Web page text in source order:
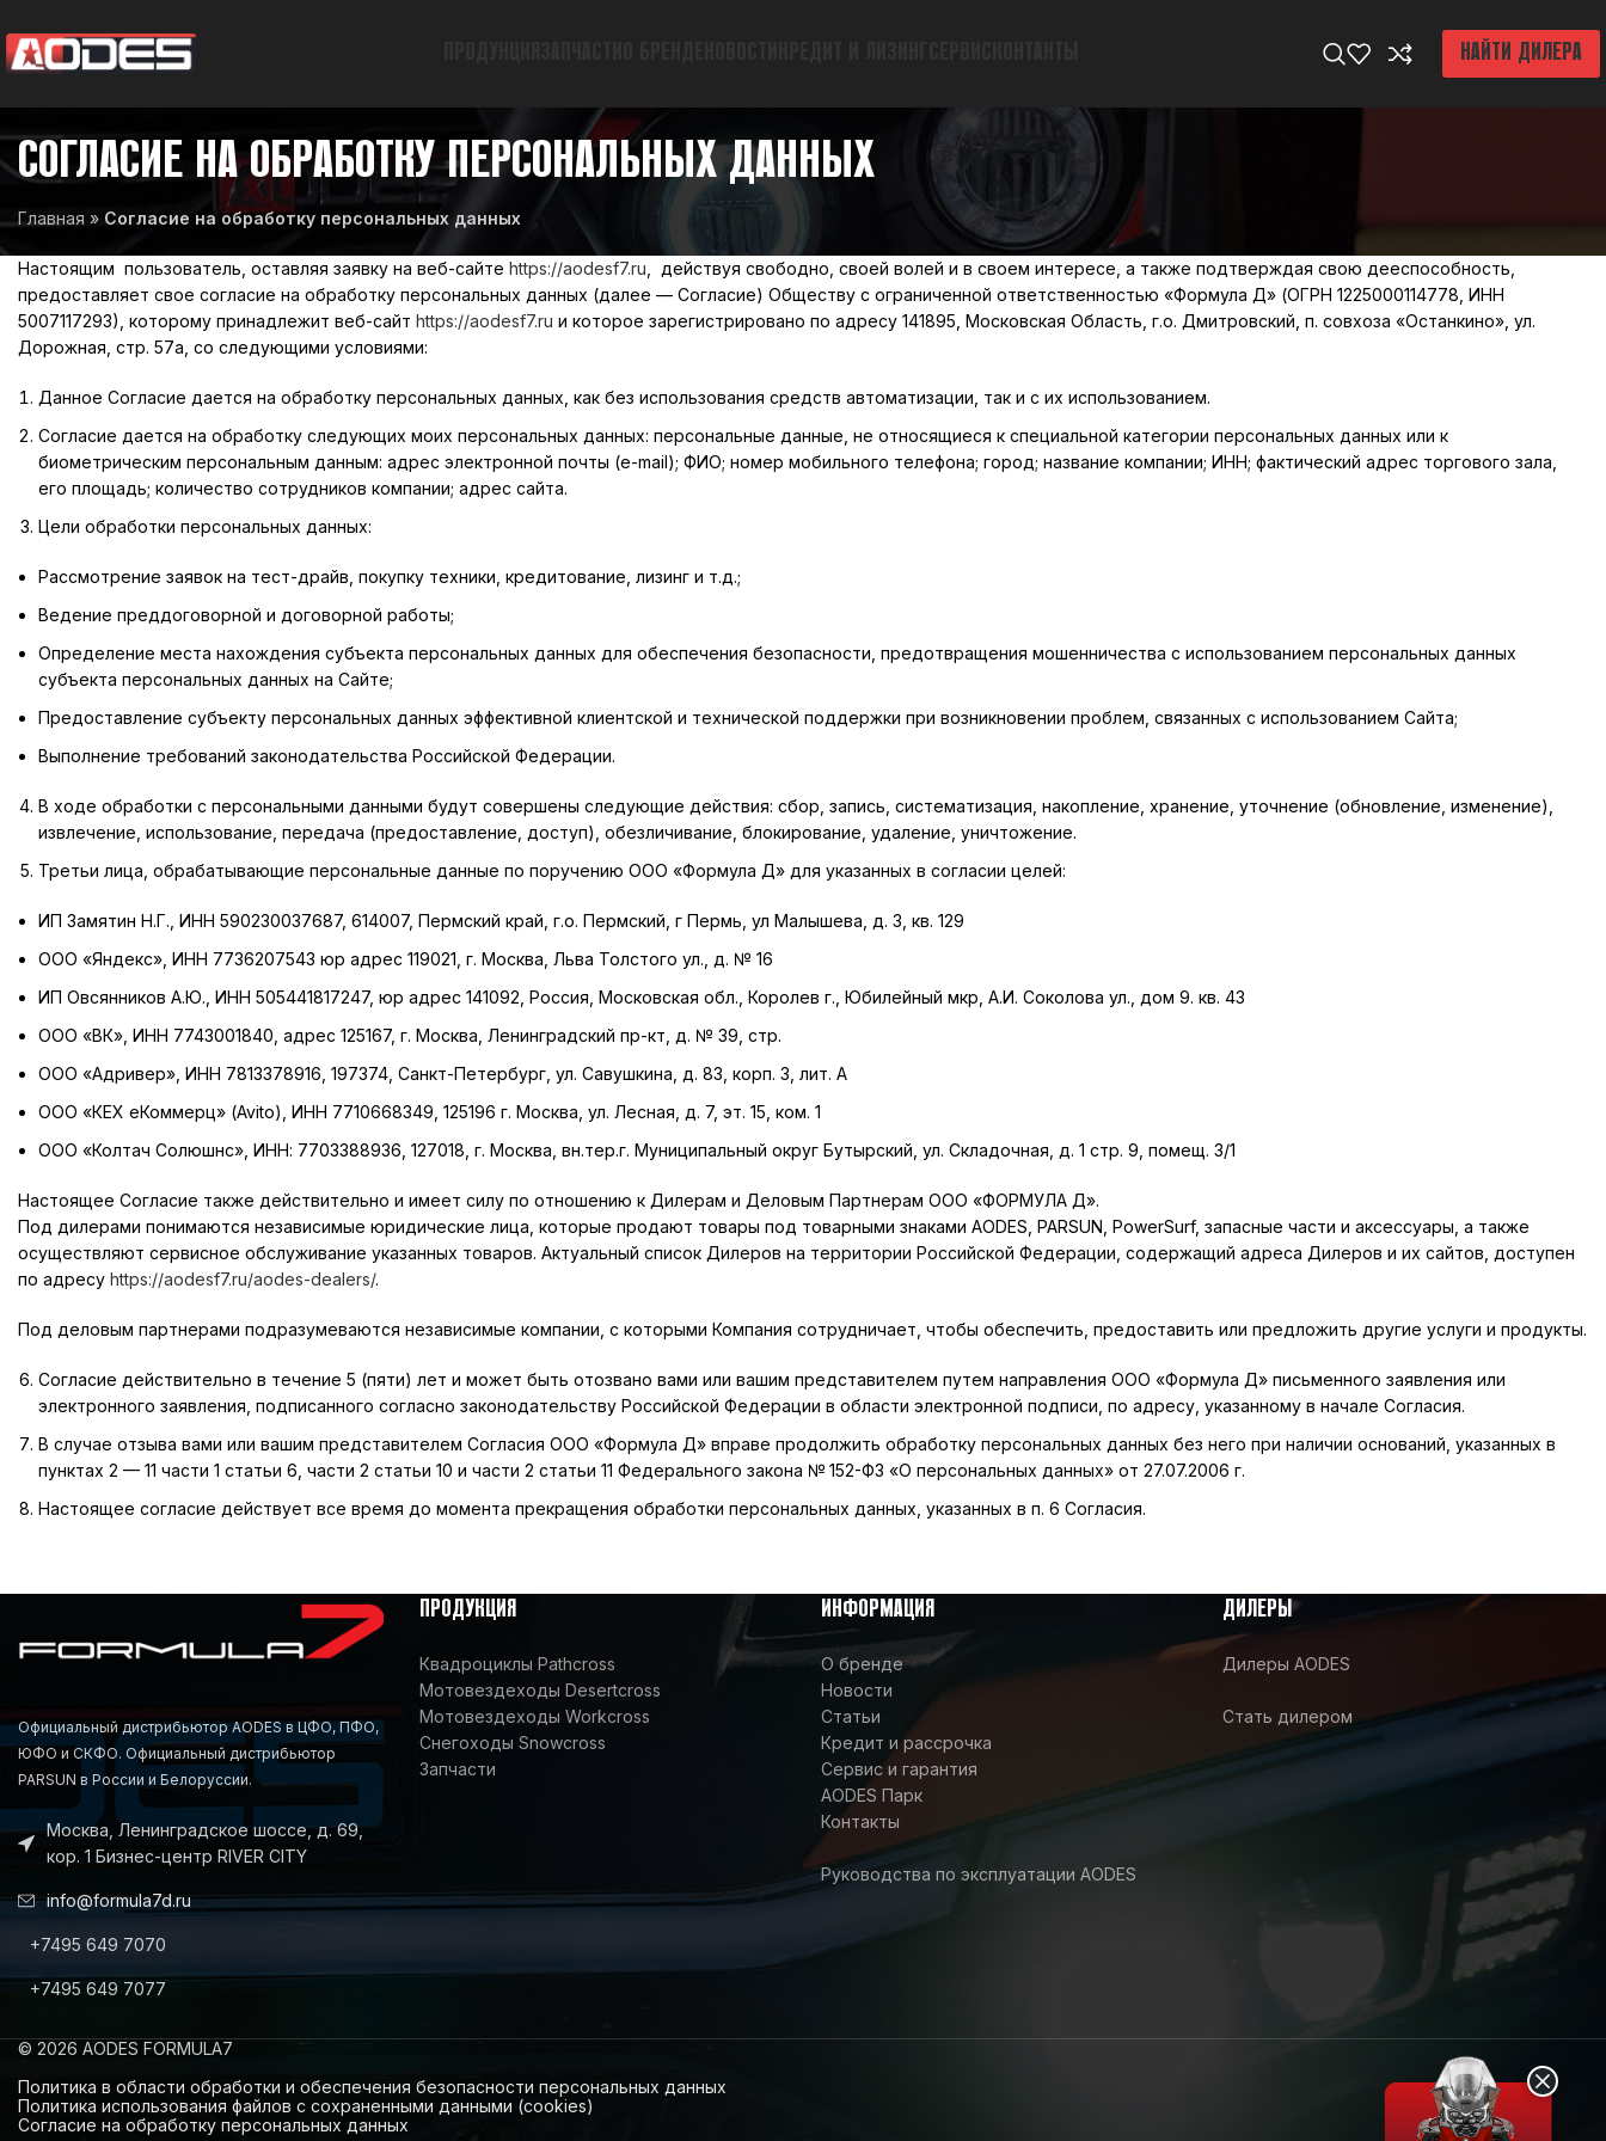
НАЙТИ ДИЛЕРА
СОГЛАСИЕ НА ОБРАБОТКУ ПЕРСОНАЛЬНЫХ ДАННЫХ
Главная » Согласие на обработку персональных данных
Настоящим пользователь, оставляя заявку на веб-сайте https://aodesf7.ru , действуя свободно, своей волей и в своем интересе, а также подтверждая свою дееспособность,
предоставляет свое согласие на обработку персональных данных (далее — Согласие) Обществу с ограниченной ответственностью «Формула Д» (ОГРН 1225000114778, ИНН
5007117293), которому принадлежит веб-сайт https://aodesf7.ru и которое зарегистрировано по адресу 141895, Московская Область, г.о. Дмитровский, п. совхоза «Останкино», ул.
Дорожная, стр. 57а, со следующими условиями:
Данное Согласие дается на обработку персональных данных, как без использования средств автоматизации, так и с их использованием.
Согласие дается на обработку следующих моих персональных данных: персональные данные, не относящиеся к специальной категории персональных данных или к
биометрическим персональным данным: адрес электронной почты (e-mail); ФИО; номер мобильного телефона; город; название компании; ИНН; фактический адрес торгового зала,
его площадь; количество сотрудников компании; адрес сайта.
Цели обработки персональных данных:
Рассмотрение заявок на тест-драйв, покупку техники, кредитование, лизинг и т.д.;
Ведение преддоговорной и договорной работы;
Определение места нахождения субъекта персональных данных для обеспечения безопасности, предотвращения мошенничества с использованием персональных данных
субъекта персональных данных на Сайте;
Предоставление субъекту персональных данных эффективной клиентской и технической поддержки при возникновении проблем, связанных с использованием Сайта;
Выполнение требований законодательства Российской Федерации.
В ходе обработки с персональными данными будут совершены следующие действия: сбор, запись, систематизация, накопление, хранение, уточнение (обновление, изменение),
извлечение, использование, передача (предоставление, доступ), обезличивание, блокирование, удаление, уничтожение.
Третьи лица, обрабатывающие персональные данные по поручению ООО «Формула Д» для указанных в согласии целей:
ИП Замятин Н.Г., ИНН 590230037687, 614007, Пермский край, г.о. Пермский, г Пермь, ул Малышева, д. 3, кв. 129
ООО «Яндекс», ИНН 7736207543 юр адрес 119021, г. Москва, Льва Толстого ул., д. № 16
ИП Овсянников А.Ю., ИНН 505441817247, юр адрес 141092, Россия, Московская обл., Королев г., Юбилейный мкр, А.И. Соколова ул., дом 9. кв. 43
ООО «ВК», ИНН 7743001840, адрес 125167, г. Москва, Ленинградский пр-кт, д. № 39, стр.
ООО «Адривер», ИНН 7813378916 , 197374, Санкт-Петербург, ул. Савушкина, д. 83, корп. 3, лит. А
ООО «КЕХ еКоммерц» (Avito), ИНН 7710668349 , 125196 г. Москва, ул. Лесная, д. 7, эт. 15, ком. 1
ООО «Колтач Солюшнс», ИНН: 7703388936 , 127018, г. Москва, вн.тер.г. Муниципальный округ Бутырский, ул. Складочная, д. 1 стр. 9, помещ. 3/1
Настоящее Согласие также действительно и имеет силу по отношению к Дилерам и Деловым Партнерам ООО «ФОРМУЛА Д».
Под дилерами понимаются независимые юридические лица, которые продают товары под товарными знаками AODES, PARSUN, PowerSurf, запасные части и аксессуары, а также
осуществляют сервисное обслуживание указанных товаров. Актуальный список Дилеров на территории Российской Федерации, содержащий адреса Дилеров и их сайтов, доступен
по адресу https://aodesf7.ru/aodes-dealers/.
Под деловым партнерами подразумеваются независимые компании, с которыми Компания сотрудничает, чтобы обеспечить, предоставить или предложить другие услуги и продукты.
Согласие действительно в течение 5 (пяти) лет и может быть отозвано вами или вашим представителем путем направления ООО «Формула Д» письменного заявления или
электронного заявления, подписанного согласно законодательству Российской Федерации в области электронной подписи, по адресу, указанному в начале Согласия.
В случае отзыва вами или вашим представителем Согласия ООО «Формула Д» вправе продолжить обработку персональных данных без него при наличии оснований, указанных в
пунктах 2 — 11 части 1 статьи 6, части 2 статьи 10 и части 2 статьи 11 Федерального закона № 152-ФЗ «О персональных данных» от 27.07.2006 г.
Настоящее согласие действует все время до момента прекращения обработки персональных данных, указанных в п. 6 Согласия.
Официальный дистрибьютор AODES в ЦФО, ПФО,
ЮФО и СКФО. Официальный дистрибьютор
PARSUN в России и Белоруссии.
Москва, Ленинградское шоссе, д. 69,
кор. 1 Бизнес-центр RIVER CITY
info@formula7d.ru
+7495 649 7070
+7495 649 7077
ПРОДУКЦИЯ
Квадроциклы Pathcross
Мотовездеходы Desertcross
Мотовездеходы Workcross
Снегоходы Snowcross
Запчасти
ИНФОРМАЦИЯ
О бренде
Новости
Статьи
Кредит и рассрочка
Сервис и гарантия
AODES Парк
Контакты
Руководства по эксплуатации AODES
ДИЛЕРЫ
Дилеры AODES
Стать дилером
© 2026 AODES FORMULA7
Политика в области обработки и обеспечения безопасности персональных данных
Политика использования файлов с сохраненными данными (cookies)
Согласие на обработку персональных данных